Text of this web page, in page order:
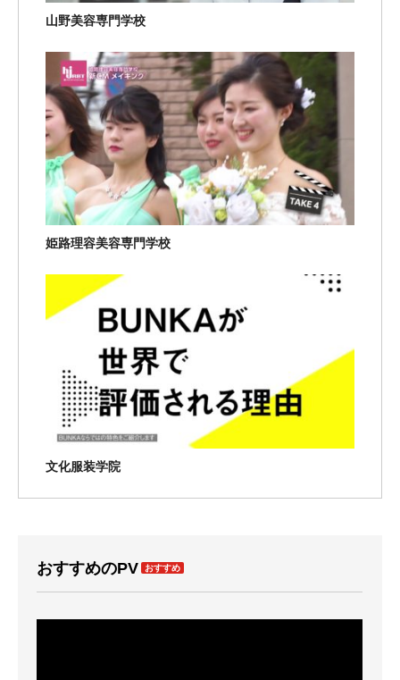
山野美容専門学校
姫路理容美容専門学校
文化服装学院
おすすめのPV おすすめ